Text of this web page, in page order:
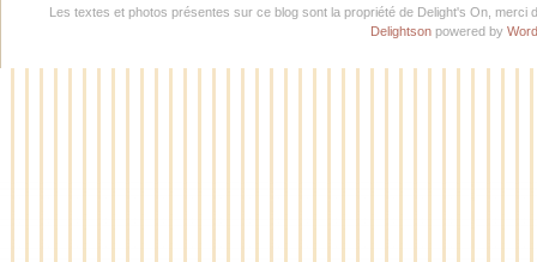
Les textes et photos présentes sur ce blog sont la propriété de Delight's On,
Delightson powered by